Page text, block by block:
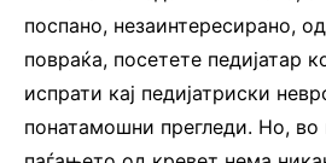
поспано, незаинтересирано,
повраќа, посетете педијатар
испрати кај педијатриски
понатамошни прегледи. Но, во